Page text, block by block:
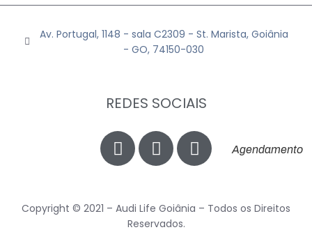
Av. Portugal, 1148 - sala C2309 - St. Marista, Goiânia
- GO, 74150-030
REDES SOCIAIS
Copyright © 2021 – Audi Life Goiânia – Todos os Direitos
Reservados.
Agendamento